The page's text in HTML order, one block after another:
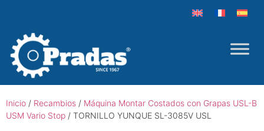
Inicio / Recambios / Máquina Montar Costados con Grapas USL-B
USM Vario Stop / TORNILLO YUNQUE SL-3085V USL